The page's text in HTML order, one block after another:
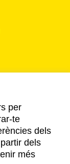
per
te
dels
dels
més